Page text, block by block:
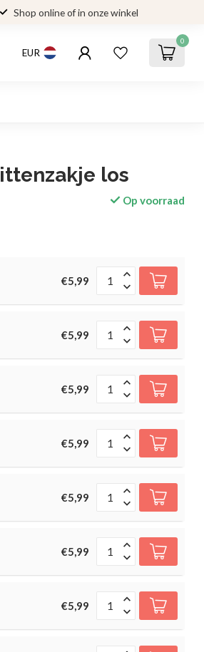
Shop online of in onze winkel
EUR
0
los
Op voorraad
€5,99
€5,99
€5,99
€5,99
€5,99
€5,99
€5,99